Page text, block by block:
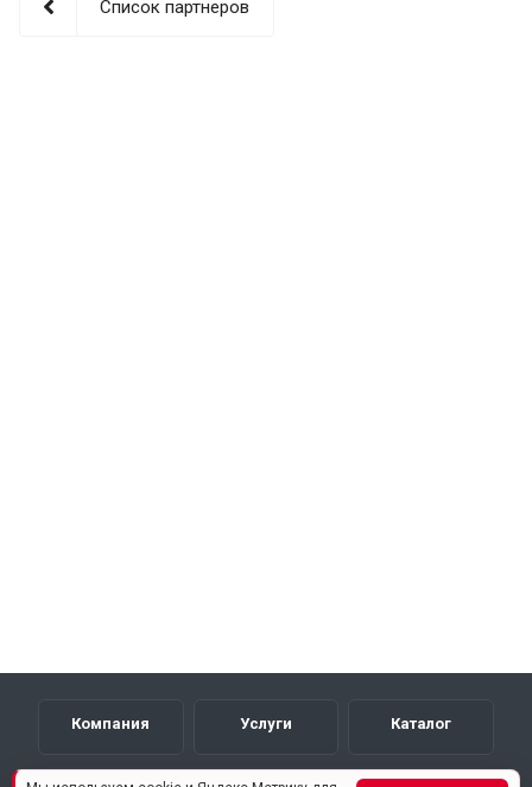
Список партнеров
Компания Услуги Каталог